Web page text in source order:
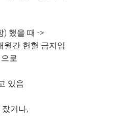
) 했을 때 ->
월간 헌혈 금지임.
로
있음
거나,